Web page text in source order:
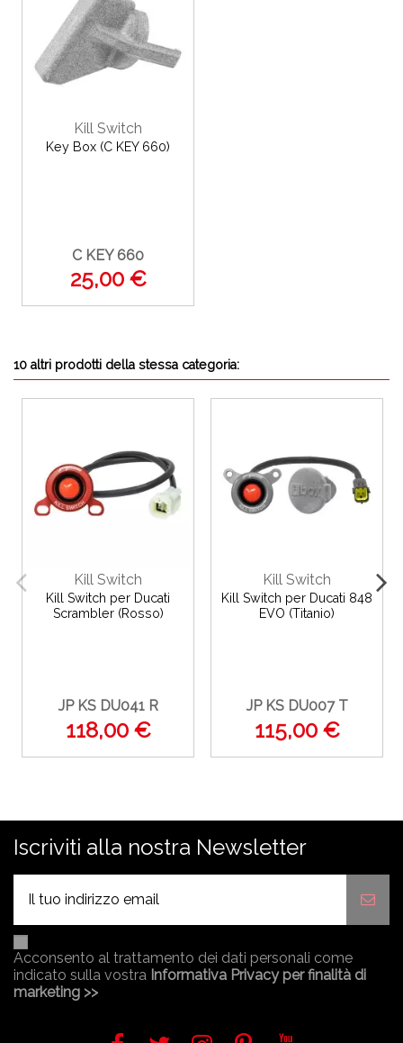
Kill Switch
Key Box (C KEY 660)
C KEY 660
25,00 €
10 altri prodotti della stessa categoria:
Kill Switch
Kill Switch per Ducati
Scrambler (Rosso)
JP KS DU041 R
118,00 €
Kill Switch
Kill Switch per Ducati 848
EVO (Titanio)
JP KS DU007 T
115,00 €
Iscriviti alla nostra Newsletter
Acconsento al trattamento dei dati personali come
indicato sulla vostra Informativa Privacy per finalità di
marketing >>